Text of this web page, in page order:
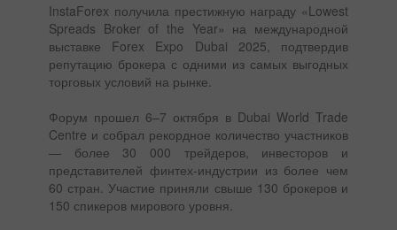
InstaForex получила престижную награду «Lowest
Spreads Broker of the Year» на международной
выставке Forex Expo Dubai 2025, подтвердив
репутацию брокера с одними из самых выгодных
торговых условий на рынке.
Форум прошел 6–7 октября в Dubai World Trade
Centre и собрал рекордное количество участников
— более 30 000 трейдеров, инвесторов и
представителей финтех-индустрии из более чем
60 стран. Участие приняли свыше 130 брокеров и
150 спикеров мирового уровня.